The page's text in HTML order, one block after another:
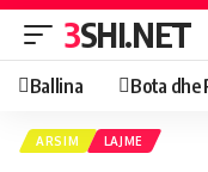
3SHI.NET
Ballina Bota dhe
ARSIM LAJME